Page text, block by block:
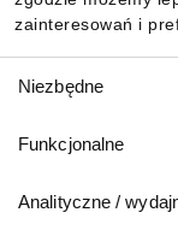
zainteresowań i
zgody
Niezbędne
Funkcjonalne
Analityczne /